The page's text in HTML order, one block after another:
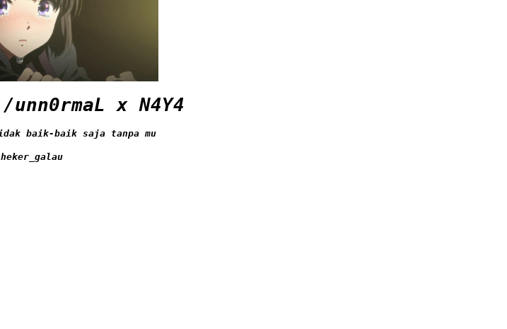
x N4Y4
baik-baik saja tanpa mu
heker_galau